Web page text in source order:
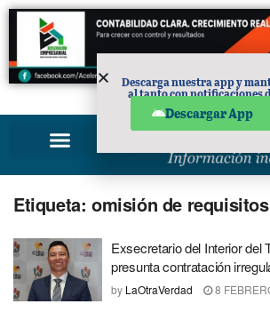
PUBLICIDAD
Etiqueta: omisión de requisitos
Exsecretario del Interior del
presunta contratación
by LaOtraVerdad 8
Descarga nuestra app y
al tanto con notificaciones
Descargar App